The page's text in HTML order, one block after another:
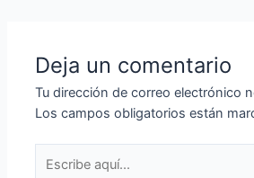
Deja un comentario
Tu dirección de correo electrónico
Los campos obligatorios están